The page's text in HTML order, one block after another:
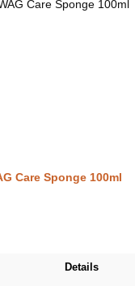
Care Sponge 100ml
Preis:
Details